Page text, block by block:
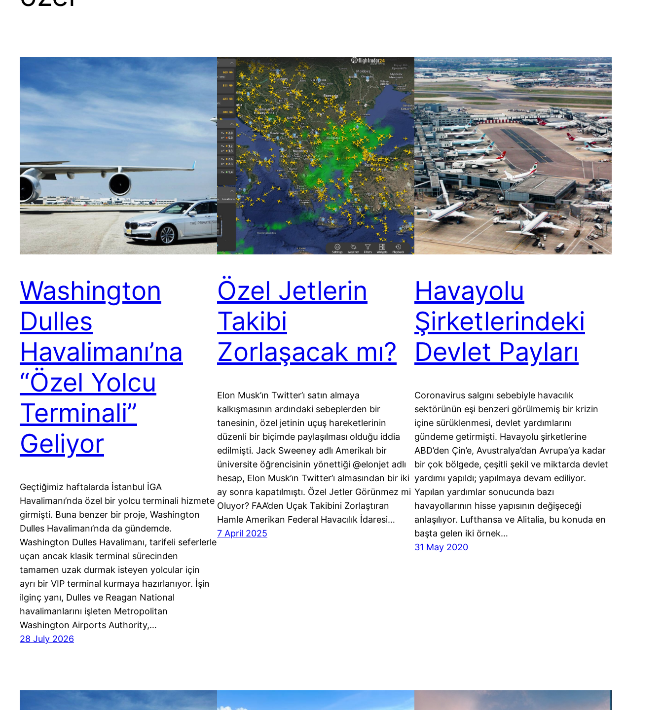
Washington
Dulles
Havalimanı’na
“Özel Yolcu
Terminali”
Geliyor
Geçtiğimiz haftalarda İstanbul İGA
Havalimanı’nda özel bir yolcu terminali hizmete
girmişti. Buna benzer bir proje, Washington
Dulles Havalimanı’nda da gündemde.
Washington Dulles Havalimanı, tarifeli seferlerle
uçan ancak klasik terminal sürecinden
tamamen uzak durmak isteyen yolcular için
ayrı bir VIP terminal kurmaya hazırlanıyor. İşin
ilginç yanı, Dulles ve Reagan National
havalimanlarını işleten Metropolitan
Washington Airports Authority,…
28 July 2026
Özel Jetlerin
Takibi
Zorlaşacak mı?
Elon Musk’ın Twitter’ı satın almaya
kalkışmasının ardındaki sebeplerden bir
tanesinin, özel jetinin uçuş hareketlerinin
düzenli bir biçimde paylaşılması olduğu iddia
edilmişti. Jack Sweeney adlı Amerikalı bir
üniversite öğrencisinin yönettiği @elonjet adlı
hesap, Elon Musk’ın Twitter’ı almasından bir iki
ay sonra kapatılmıştı. Özel Jetler Görünmez mi
Oluyor? FAA’den Uçak Takibini Zorlaştıran
Hamle Amerikan Federal Havacılık İdaresi…
7 April 2025
Havayolu
Şirketlerindeki
Devlet Payları
Coronavirus salgını sebebiyle havacılık
sektörünün eşi benzeri görülmemiş bir krizin
içine sürüklenmesi, devlet yardımlarını
gündeme getirmişti. Havayolu şirketlerine
ABD’den Çin’e, Avustralya’dan Avrupa’ya kadar
bir çok bölgede, çeşitli şekil ve miktarda devlet
yardımı yapıldı; yapılmaya devam ediliyor.
Yapılan yardımlar sonucunda bazı
havayollarının hisse yapısının değişeceği
anlaşılıyor. Lufthansa ve Alitalia, bu konuda en
başta gelen iki örnek…
31 May 2020